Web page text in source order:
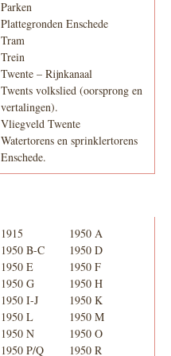
Parken
Plattegronden Enschede
Tram
Trein
Twente – Rijnkanaal
Twents volkslied (oorsprong en
vertalingen).
Vliegveld Twente
Watertorens en sprinklertorens
Enschede.
1915
1950 A
1950 B-C
1950 D
1950 E
1950 F
1950 G
1950 H
1950 I-J
1950 K
1950 L
1950 M
1950 N
1950 O
1950 P/Q
1950 R